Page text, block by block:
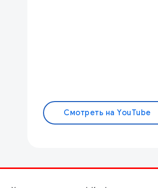
Смотреть на YouTube